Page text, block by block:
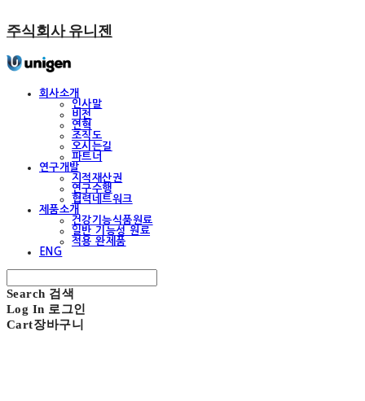
주식회사 유니젠
회사소개
인사말
비전
연혁
조직도
오시는길
파트너
연구개발
지적재산권
연구수행
협력네트워크
제품소개
건강기능식품원료
일반 기능성 원료
적용 완제품
ENG
Search 검색
Log In 로그인
Cart장바구니